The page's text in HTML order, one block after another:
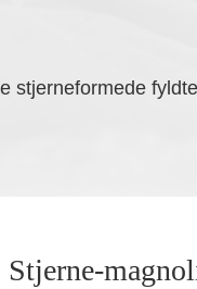
stjerneformede
Stjerne-